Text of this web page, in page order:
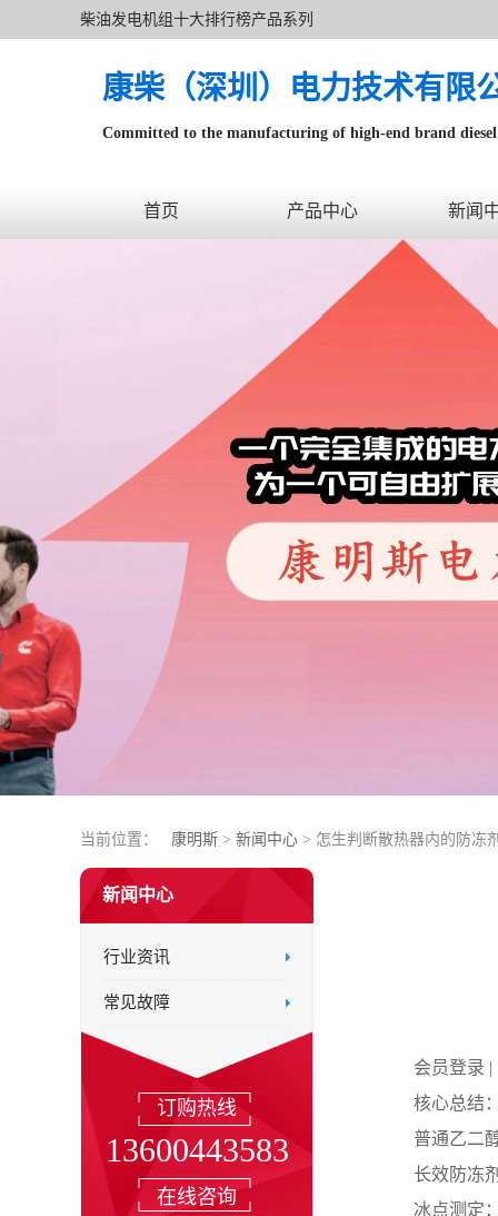
柴油发电机组十大排行榜产品系列
康柴（深圳）电力技术有限
Committed to the manufacturing of high-end brand diesel
首页 产品中心 新闻
当前位置： 康明斯 > 新闻中心 > 怎生判断散热器内的防冻
会员登录 |
核心总结
普通乙二
长效防冻
冰点测定
新闻中心
行业资讯
常见故障
订购热线
13600443583
在线咨询